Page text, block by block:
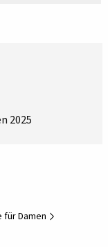
2025
Damen